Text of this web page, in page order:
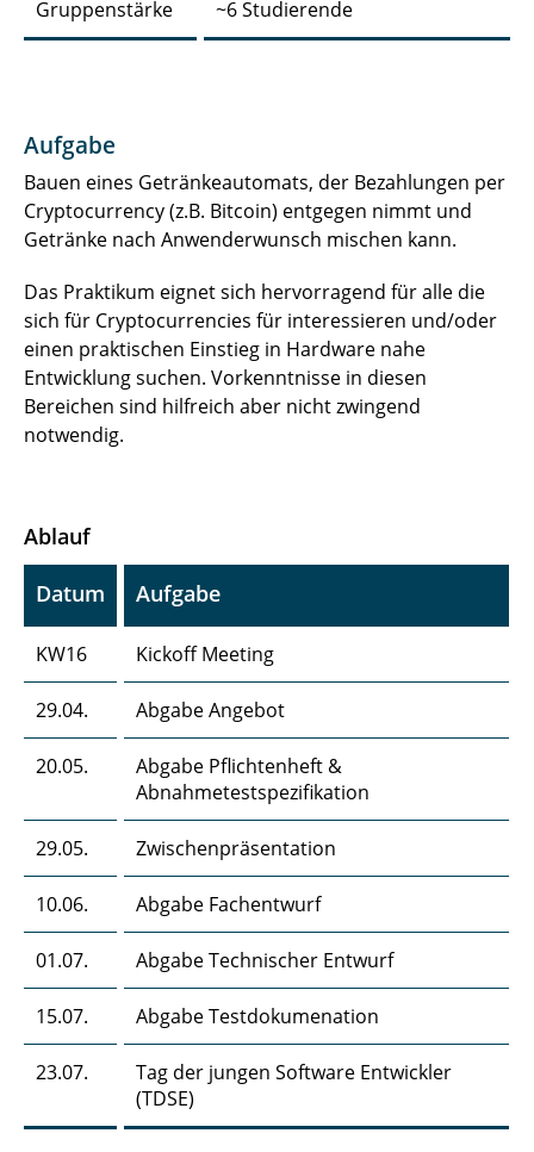
Gruppenstärke ~6 Studierende
Aufgabe
Bauen eines Getränkeautomats, der Bezahlungen per
Cryptocurrency (z.B. Bitcoin) entgegen nimmt und
Getränke nach Anwenderwunsch mischen kann.
Das Praktikum eignet sich hervorragend für alle die
sich für Cryptocurrencies für interessieren und/oder
einen praktischen Einstieg in Hardware nahe
Entwicklung suchen. Vorkenntnisse in diesen
Bereichen sind hilfreich aber nicht zwingend
notwendig.
Ablauf
Datum
Aufgabe
KW16 Kickoff Meeting
29.04. Abgabe Angebot
20.05.
Abgabe Pflichtenheft &
Abnahmetestspezifikation
29.05. Zwischenpräsentation
10.06. Abgabe Fachentwurf
01.07. Abgabe Technischer Entwurf
15.07. Abgabe Testdokumenation
23.07.
Tag der jungen Software Entwickler
(TDSE)